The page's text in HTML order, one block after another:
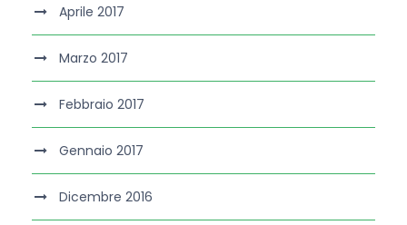
Aprile 2017
Marzo 2017
Febbraio 2017
Gennaio 2017
Dicembre 2016